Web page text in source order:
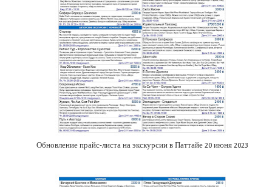
Обновление прайс-листа на экскурсии в Паттайе 20 июня 2023